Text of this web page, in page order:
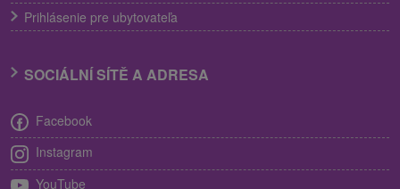
Prihlásenie pre ubytovateľa
SOCIÁLNÍ SÍTĚ A ADRESA
Facebook
Instagram
YouTube